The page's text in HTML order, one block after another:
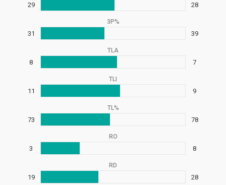
29 28
3P%
31 39
TLA
8 7
TLI
11 9
TL%
73 78
RO
3 8
RD
19 28